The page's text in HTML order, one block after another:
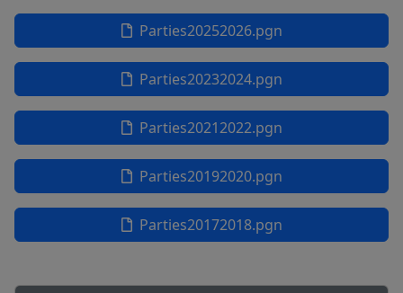
Parties20252026.pgn
Parties20232024.pgn
Parties20212022.pgn
Parties20192020.pgn
Parties20172018.pgn